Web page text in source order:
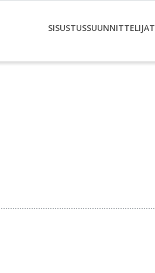
SISUSTUSSUUNNITTELIJAT